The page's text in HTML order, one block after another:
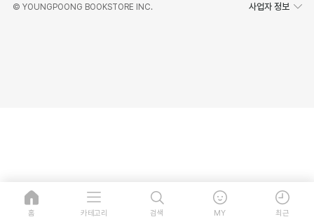
© YOUNGPOONG BOOKSTORE INC. 사업자 정보
홈 카테고리 검색 MY 최근